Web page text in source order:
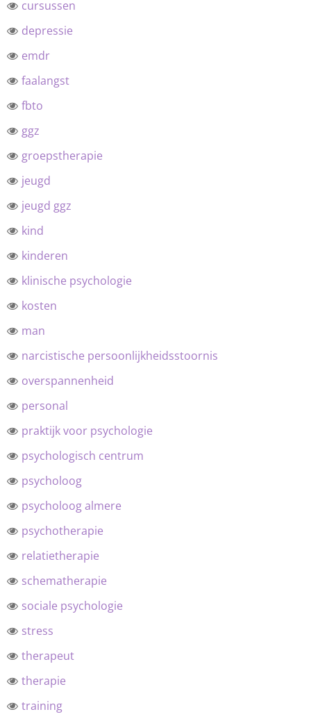
cursussen
depressie
emdr
faalangst
fbto
ggz
groepstherapie
jeugd
jeugd ggz
kind
kinderen
klinische psychologie
kosten
man
narcistische persoonlijkheidsstoornis
overspannenheid
personal
praktijk voor psychologie
psychologisch centrum
psycholoog
psycholoog almere
psychotherapie
relatietherapie
schematherapie
sociale psychologie
stress
therapeut
therapie
training